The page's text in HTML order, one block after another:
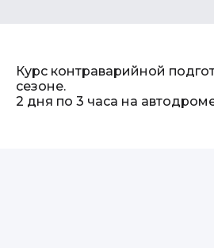
Курс контраварийной
сезоне.
2 дня по 3 часа на